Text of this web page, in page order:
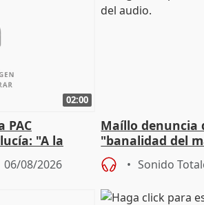
02:00
PAC
"A la
06/08/2026
Maíllo denuncia
"banalidad del
asume todas sus
Sonido